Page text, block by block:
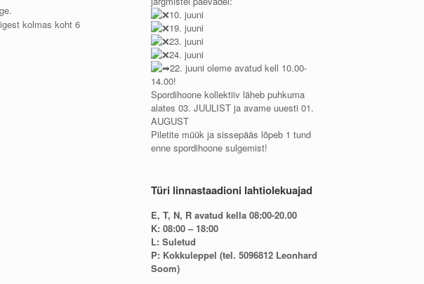
kolmas koht 6
10. juuni
19. juuni
23. juuni
24. juuni
22. juuni oleme avatud kell 10.00-
14.00!
Spordihoone kollektiiv läheb puhkuma
alates 03. JUULIST ja avame uuesti 01.
AUGUST
Piletite müük ja sissepääs lõpeb 1 tund
enne spordihoone sulgemist!
Türi linnastaadioni lahtiolekuajad
E, T, N, R avatud kella 08:00-20.00
K: 08:00 – 18:00
L: Suletud
P: Kokkuleppel (tel. 5096812 Leonhard
Soom)